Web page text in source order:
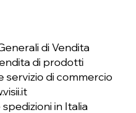
di Vendita
di prodotti
di commercio
in Italia